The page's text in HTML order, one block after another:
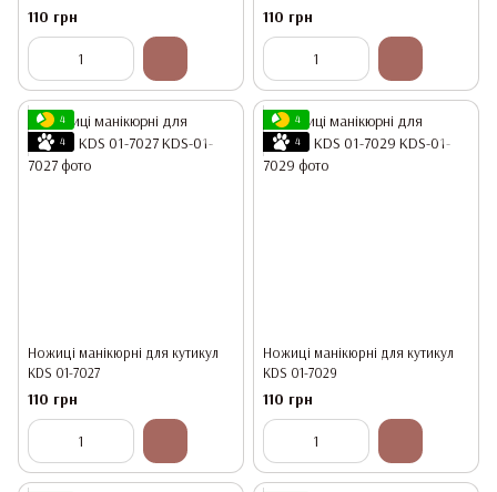
110 грн 110 грн
4
4
Ножиці манікюрні для кутикул
KDS 01-7027
110 грн
4
4
Ножиці манікюрні для кутикул
KDS 01-7029
110 грн